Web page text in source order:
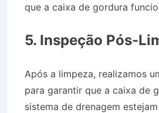
que a caixa de gordura
5. Inspeção Pós-
Após a limpeza, realizamos
para garantir que a caixa de
sistema de drenagem